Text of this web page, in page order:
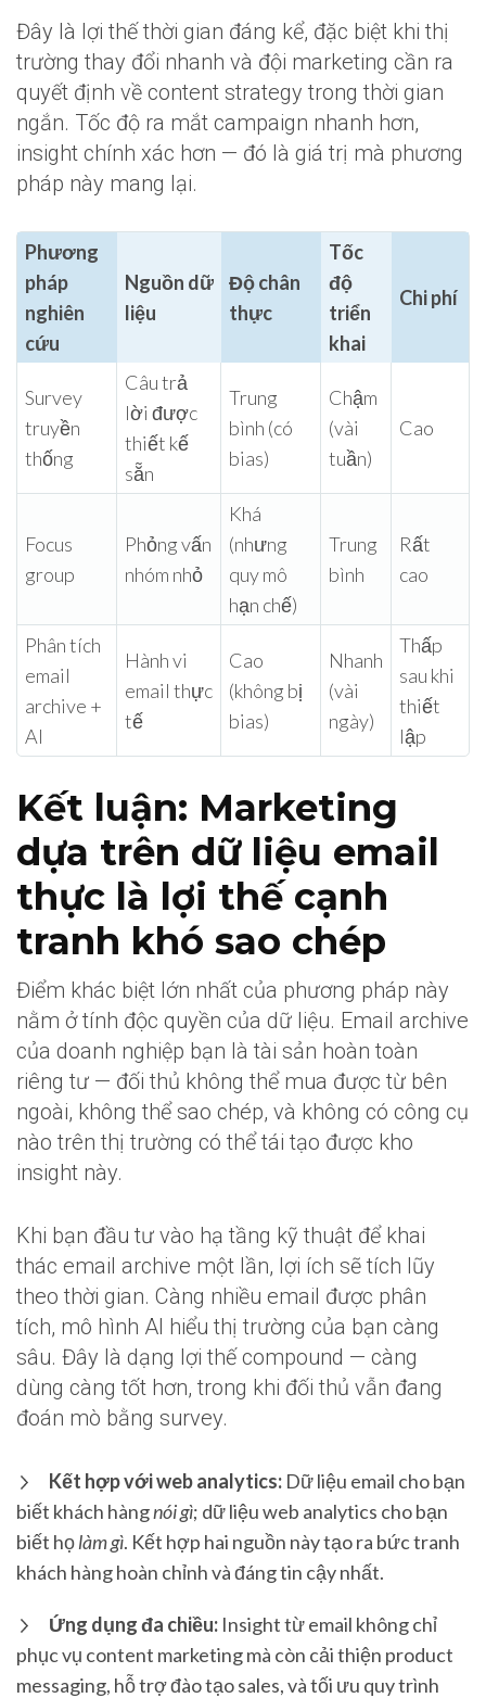
Đây là lợi thế thời gian đáng kể, đặc biệt khi thị
trường thay đổi nhanh và đội marketing cần ra
quyết định về content strategy trong thời gian
ngắn. Tốc độ ra mắt campaign nhanh hơn,
insight chính xác hơn — đó là giá trị mà phương
pháp này mang lại.
Phương
pháp
nghiên
cứu
Nguồn dữ
liệu
Độ chân
thực
Tốc
độ
triển
khai
Chi phí
Survey
truyền
thống
Câu trả
lời được
thiết kế
sẵn
Trung
bình (có
bias)
Chậm
(vài
tuần)
Cao
Focus
group
Phỏng vấn
nhóm nhỏ
Khá
(nhưng
quy mô
hạn chế)
Trung
bình
Rất
cao
Phân tích
email
archive +
AI
Hành vi
email thực
tế
Cao
(không bị
bias)
Nhanh
(vài
ngày)
Thấp
sau khi
thiết
lập
Kết luận: Marketing
dựa trên dữ liệu email
thực là lợi thế cạnh
tranh khó sao chép
Điểm khác biệt lớn nhất của phương pháp này
nằm ở tính độc quyền của dữ liệu. Email archive
của doanh nghiệp bạn là tài sản hoàn toàn
riêng tư — đối thủ không thể mua được từ bên
ngoài, không thể sao chép, và không có công cụ
nào trên thị trường có thể tái tạo được kho
insight này.
Khi bạn đầu tư vào hạ tầng kỹ thuật để khai
thác email archive một lần, lợi ích sẽ tích lũy
theo thời gian. Càng nhiều email được phân
tích, mô hình AI hiểu thị trường của bạn càng
sâu. Đây là dạng lợi thế compound — càng
dùng càng tốt hơn, trong khi đối thủ vẫn đang
đoán mò bằng survey.
Kết hợp với web analytics: Dữ liệu email cho bạn
biết khách hàngnói gì; dữ liệu web analytics cho bạn
biết họlàm gì. Kết hợp hai nguồn này tạo ra bức tranh
khách hàng hoàn chỉnh và đáng tin cậy nhất.
Ứng dụng đa chiều: Insight từ email không chỉ
phục vụ content marketing mà còn cải thiện product
messaging, hỗ trợ đào tạo sales, và tối ưu quy trình